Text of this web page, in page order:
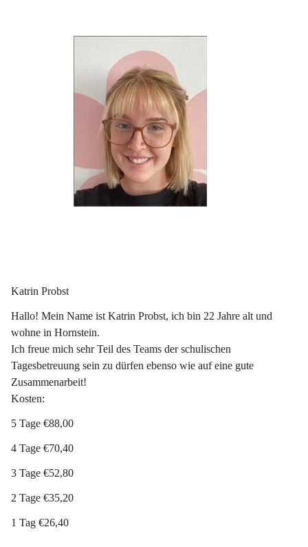
Katrin Probst
Hallo! Mein Name ist Katrin Probst, ich bin 22 Jahre alt und
wohne in Hornstein.
Ich freue mich sehr Teil des Teams der schulischen
Tagesbetreuung sein zu dürfen ebenso wie auf eine gute
Zusammenarbeit!
Kosten:
5 Tage €88,00
4 Tage €70,40
3 Tage €52,80
2 Tage €35,20
1 Tag €26,40